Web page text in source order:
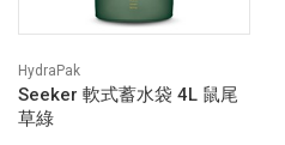
HydraPak
Seeker 軟式蓄水袋 4L 鼠尾
草綠